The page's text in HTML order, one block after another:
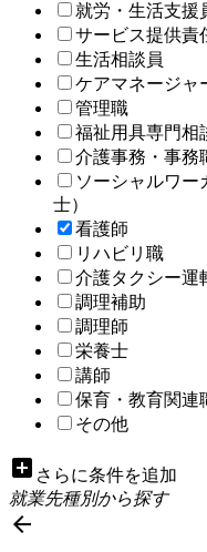
就労・生活支援
サービス提供責
生活相談員
ケアマネージャ
管理職
福祉用具専門相
介護事務・事務
ソーシャルワー
士）
看護師
リハビリ職
介護タクシー運
調理補助
調理師
栄養士
講師
保育・教育関連
その他
add_box さらに条件を追加
就業先種別から探す
